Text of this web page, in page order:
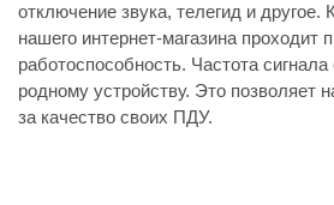
отключение звука, телегид и другое.
нашего интернет-магазина проходит
работоспособность. Частота сигнала
родному устройству. Это позволяет
за качество своих ПДУ.